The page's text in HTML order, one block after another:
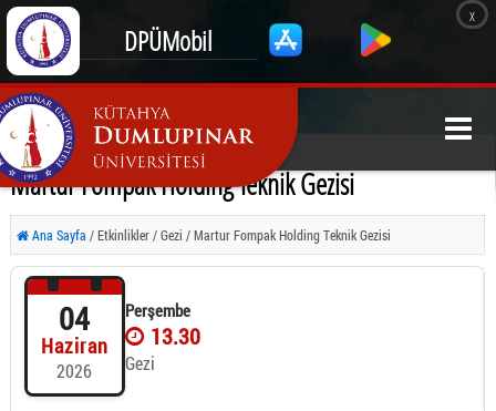
DPÜMobil
x
Martur Fompak Holding Teknik Gezisi
Ana Sayfa / Etkinlikler / Gezi / Martur Fompak Holding Teknik Gezisi
04
Haziran
2026
Perşembe
13.30
Gezi